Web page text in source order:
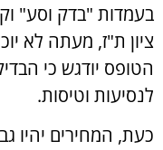
בעמדות "בדק וסע"
ציון ת"ז, מעתה לא
הטופס יודגש כי
לנסיעות וטיסות.
כעת, המחירים יהיו